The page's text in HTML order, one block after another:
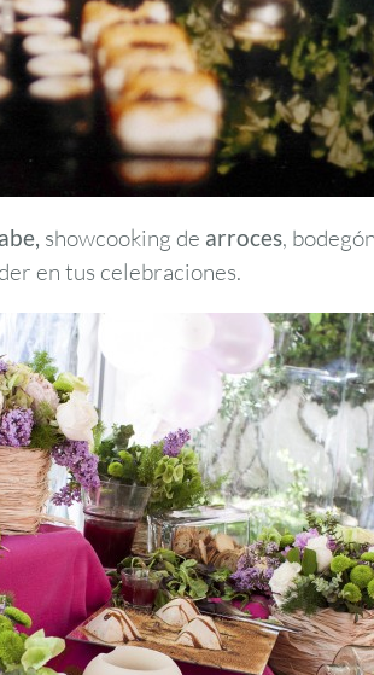
showcooking de arroces, bodegón
en tus celebraciones.